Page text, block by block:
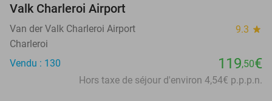
Valk Charleroi Airport
Van der Valk Charleroi Airport 9.3 star
Charleroi
Vendu : 130
119,50€
Hors taxe de séjour d'environ 4,54€ p.p.p.n.